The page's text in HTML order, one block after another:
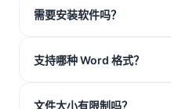
可以。TeraBox 内置 OCR
需要安装软件吗？
不需要。TeraBox 在线
支持哪种 Word 格式？
我们主要输出现代 Word 文
文件大小有限制吗？